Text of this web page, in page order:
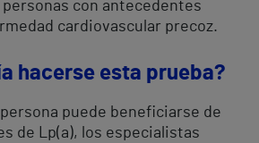
con antecedentes
cardiovascular precoz.
hacerse esta prueba?
puede beneficiarse de
de Lp(a), los especialistas